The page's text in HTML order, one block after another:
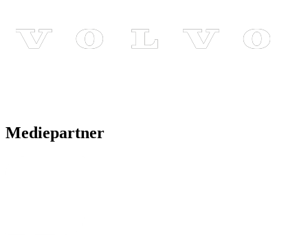
Mediepartner